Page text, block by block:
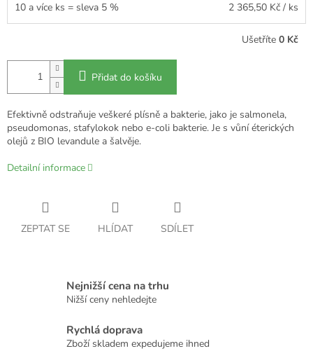
10 a více ks = sleva 5 % 2 365,50 Kč / ks
Ušetříte 0 Kč
Přidat do košíku
Efektivně odstraňuje veškeré plísně a bakterie, jako je salmonela,
pseudomonas, stafylokok nebo e-coli bakterie. Je s vůní éterických
olejů z BIO levandule a šalvěje.
Detailní informace
ZEPTAT SE HLÍDAT SDÍLET
Nejnižší cena na trhu
Nižší ceny nehledejte
Rychlá doprava
Zboží skladem expedujeme ihned